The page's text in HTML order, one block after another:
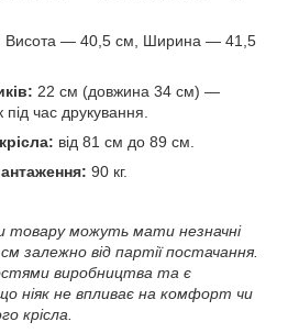
Висота — 40,5 см, Ширина — 41,5
22 см (довжина 34 см) —
час друкування.
від 81 см до 89 см.
90 кг.
товару можуть мати незначні
залежно від партії постачання.
виробництва та є
ніяк не впливає на комфорт чи
крісла.